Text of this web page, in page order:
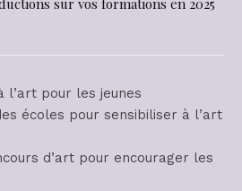
sur vos formations en 2025
l’art pour les jeunes
écoles pour sensibiliser à l’art
d’art pour encourager les